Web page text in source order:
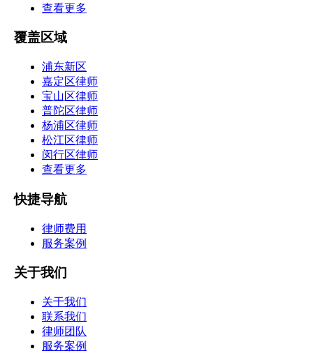
查看更多
覆盖区域
浦东新区
嘉定区律师
宝山区律师
普陀区律师
杨浦区律师
松江区律师
闵行区律师
查看更多
快捷导航
律师费用
服务案例
关于我们
关于我们
联系我们
律师团队
服务案例